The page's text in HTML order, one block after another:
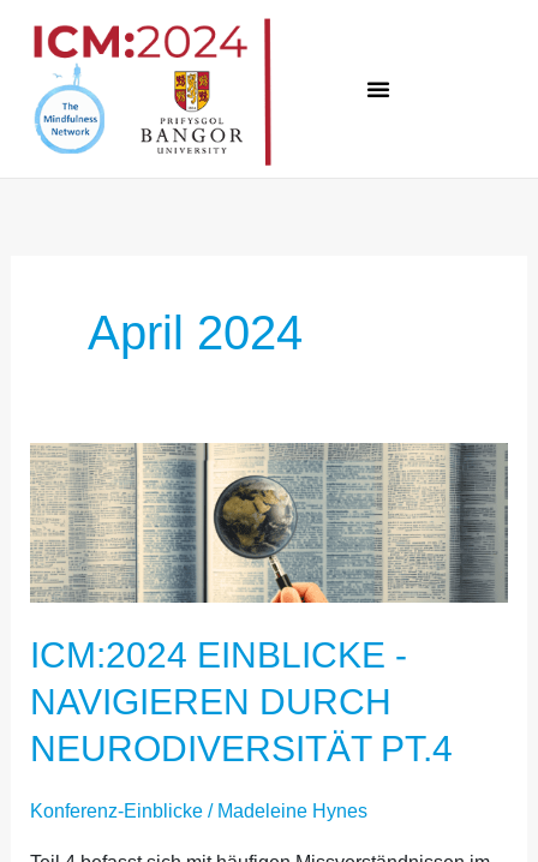
Inhalt
springen
April 2024
ICM:2024 EINBLICKE -
NAVIGIEREN DURCH
NEURODIVERSITÄT PT.4
Konferenz-Einblicke/ Madeleine Hynes
ICM:2024
EINBLICKE
NAVIGIEREN
NEURODIVERSITÄT
PT.4